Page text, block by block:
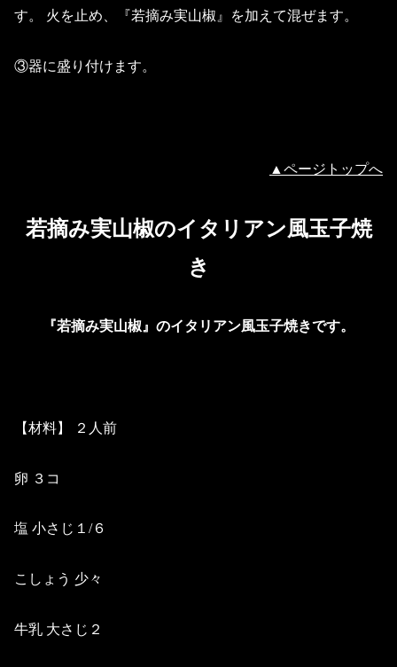
す。 火を止め、『若摘み実山椒』を加えて混ぜます。
③器に盛り付けます。
▲ページトップへ
若摘み実山椒のイタリアン風玉子焼
き
『若摘み実山椒』のイタリアン風玉子焼きです。
【材料】 ２人前
卵 ３コ
塩 小さじ１/６
こしょう 少々
牛乳 大さじ２